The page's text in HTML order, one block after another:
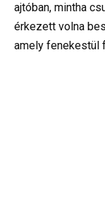
ajtóban, mintha
érkezett volna
amely fenekestül